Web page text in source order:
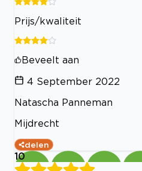
Prijs/kwaliteit
Beveelt aan
4 September 2022
Natascha Panneman
Mijdrecht
delen
10